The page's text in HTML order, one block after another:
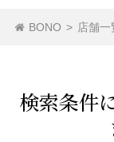
BONO > 店舗一
北海道
東南アジア料理
日本茶専門店
検索条件